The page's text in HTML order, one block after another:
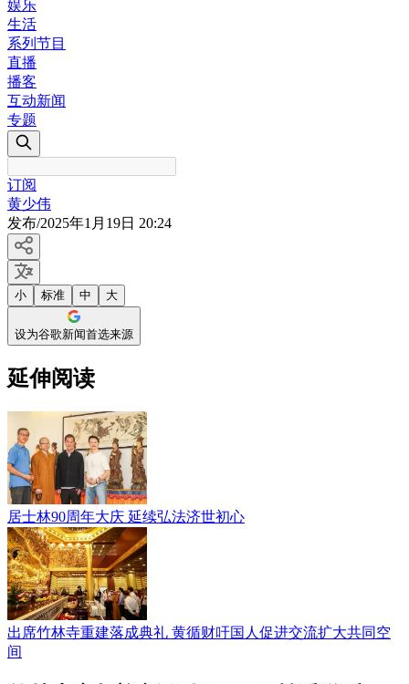
娱乐
生活
系列节目
直播
播客
互动新闻
专题
订阅
黄少伟
发布/2025年1月19日 20:24
小 标准 中 大
设为谷歌新闻首选来源
延伸阅读
居士林90周年大庆 延续弘法济世初心
出席竹林寺重建落成典礼 黄循财吁国人促进交流扩大共同空
间